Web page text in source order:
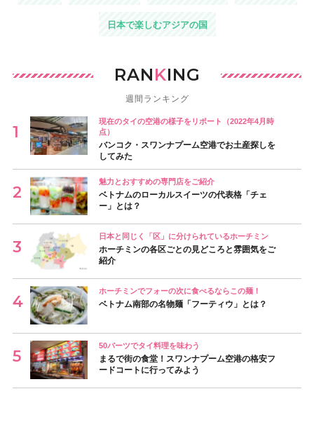
日本で楽しむアジアの国
RANKING
週間ランキング
現在のタイの空港の様子をリポート（2022年4月時
点）
バンコク・スワンナプーム空港でお土産探しを
してみた
魅力とおすすめの専門店をご紹介
ベトナムのローカルスイーツの代表格「チェ
ー」とは？
日本と同じく「区」に分けられているホーチミン
ホーチミンの各区ごとの見どころと雰囲気をご
紹介
ホーチミンでフォーの次に食べるならこの麺！
ベトナム南部の名物麺「フーティウ」とは？
50バーツでタイ料理を味わう
まるで街の食堂！スワンナプーム空港の格安フ
ードコートに行ってみよう